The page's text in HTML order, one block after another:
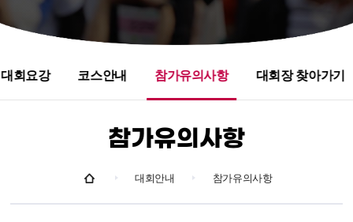
대회요강 코스안내 참가유의사항 대회장 찾아가기
참가유의사항
대회안내 참가유의사항